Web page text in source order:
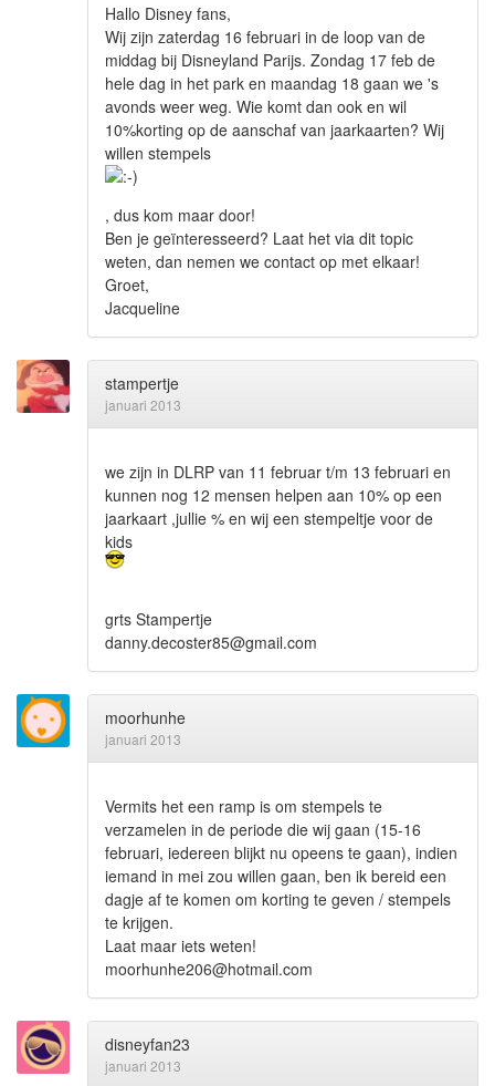
Hallo Disney fans,
Wij zijn zaterdag 16 februari in de loop van de
middag bij Disneyland Parijs. Zondag 17 feb de
hele dag in het park en maandag 18 gaan we 's
avonds weer weg. Wie komt dan ook en wil
10%korting op de aanschaf van jaarkaarten? Wij
willen stempels
, dus kom maar door!
Ben je geïnteresseerd? Laat het via dit topic
weten, dan nemen we contact op met elkaar!
Groet,
Jacqueline
stampertje
januari 2013
we zijn in DLRP van 11 februar t/m 13 februari en
kunnen nog 12 mensen helpen aan 10% op een
jaarkaart ,jullie % en wij een stempeltje voor de
kids
grts Stampertje
danny.decoster85@gmail.com
moorhunhe
januari 2013
Vermits het een ramp is om stempels te
verzamelen in de periode die wij gaan (15-16
februari, iedereen blijkt nu opeens te gaan), indien
iemand in mei zou willen gaan, ben ik bereid een
dagje af te komen om korting te geven / stempels
te krijgen.
Laat maar iets weten!
moorhunhe206@hotmail.com
disneyfan23
januari 2013